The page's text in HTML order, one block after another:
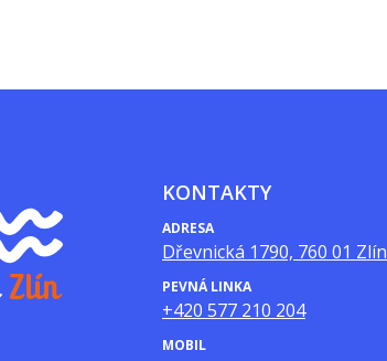
KONTAKTY
ADRESA
Dřevnická 1790, 760 01 Zlín
PEVNÁ LINKA
+420 577 210 204
MOBIL